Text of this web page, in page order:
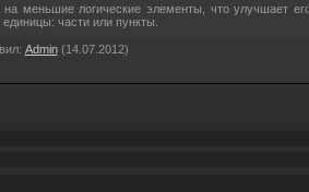
на меньшие логические элементы, что улучшает
части или пункты.
: Admin(14.07.2012)